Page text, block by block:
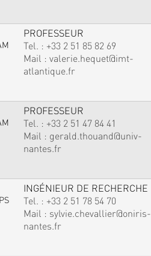
PROFESSEUR
Tel. : +33 2 51 85 82 69
Mail : valerie.hequet@imt-
atlantique.fr
PROFESSEUR
Tel. : +33 2 51 47 84 41
Mail : gerald.thouand@univ-
nantes.fr
INGÉNIEUR DE RECHERCHE
Tel. : +33 2 51 78 54 70
Mail : sylvie.chevallier@oniris-
nantes.fr